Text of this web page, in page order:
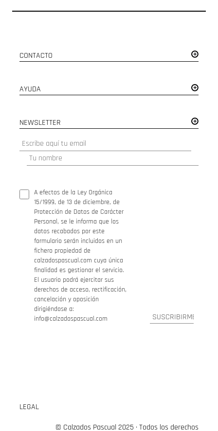
CONTACTO
AYUDA
NEWSLETTER
A efectos de la Ley Orgánica
15/1999, de 13 de diciembre, de
Protección de Datos de Carácter
Personal, se le informa que los
datos recabados por este
formulario serán incluidos en un
fichero propiedad de
calzadospascual.com cuya única
finalidad es gestionar el servicio.
El usuario podrá ejercitar sus
derechos de acceso, rectificación,
cancelación y oposición
dirigiéndose a:
info@calzadospascual.com
LEGAL
© Calzados Pascual 2025 · Todos los derechos